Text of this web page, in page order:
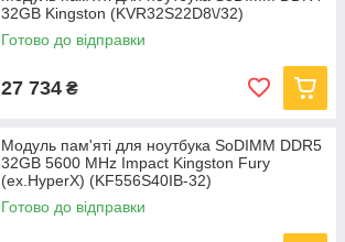
32GB Kingston (KVR32S22D8\/32)
Готово до відправки
27 734 ₴
Модуль пам'яті для ноутбука SoDIMM DDR5
32GB 5600 MHz Impact Kingston Fury
(ex.HyperX) (KF556S40IB-32)
Готово до відправки